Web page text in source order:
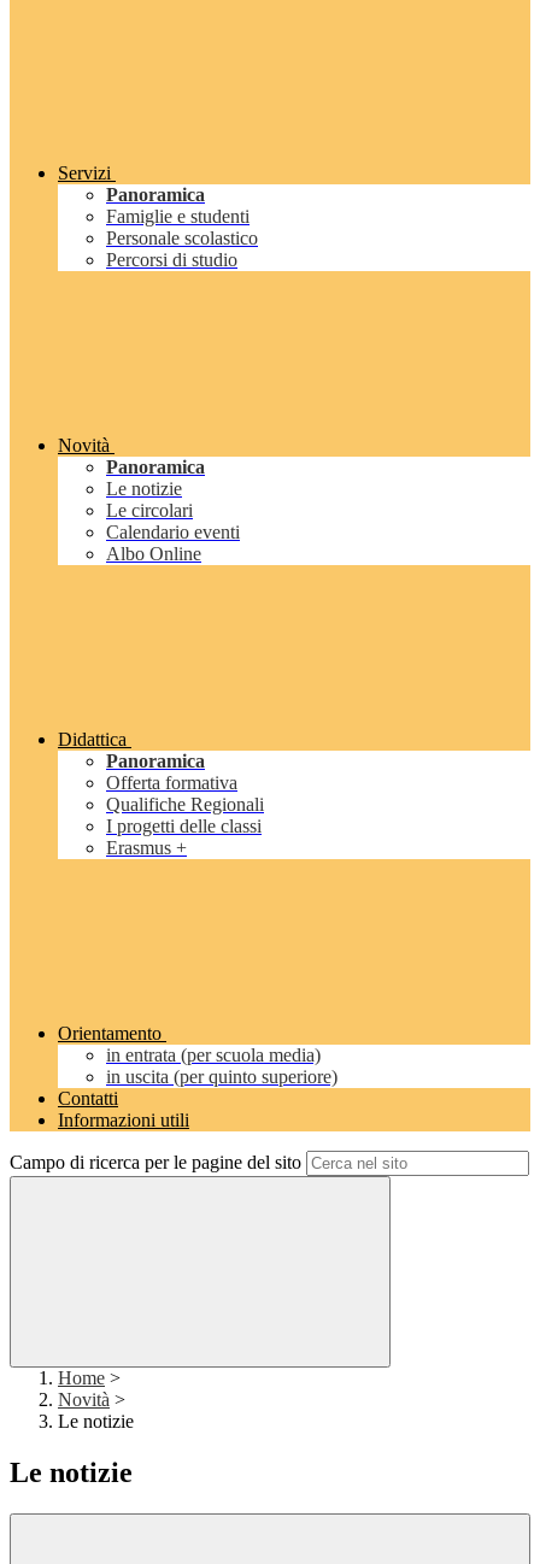
Servizi
Panoramica
Famiglie e studenti
Personale scolastico
Percorsi di studio
Novità
Panoramica
Le notizie
Le circolari
Calendario eventi
Albo Online
Didattica
Panoramica
Offerta formativa
Qualifiche Regionali
I progetti delle classi
Erasmus +
Orientamento
in entrata (per scuola media)
in uscita (per quinto superiore)
Contatti
Informazioni utili
Campo di ricerca per le pagine del sito
Home >
Novità >
Le notizie
Le notizie